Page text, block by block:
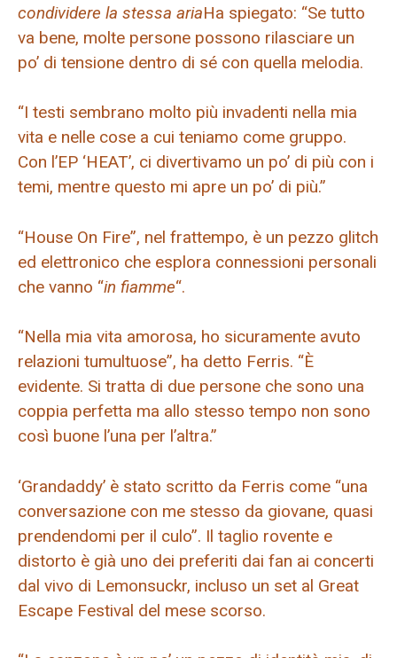
condividere la stessa ariaHa spiegato: “Se tutto
va bene, molte persone possono rilasciare un
po’ di tensione dentro di sé con quella melodia.
“I testi sembrano molto più invadenti nella mia
vita e nelle cose a cui teniamo come gruppo.
Con l’EP ‘HEAT’, ci divertivamo un po’ di più con i
temi, mentre questo mi apre un po’ di più.”
“House On Fire”, nel frattempo, è un pezzo glitch
ed elettronico che esplora connessioni personali
che vanno “in fiamme“.
“Nella mia vita amorosa, ho sicuramente avuto
relazioni tumultuose”, ha detto Ferris. “È
evidente. Si tratta di due persone che sono una
coppia perfetta ma allo stesso tempo non sono
così buone l’una per l’altra.”
‘Grandaddy’ è stato scritto da Ferris come “una
conversazione con me stesso da giovane, quasi
prendendomi per il culo”. Il taglio rovente e
distorto è già uno dei preferiti dai fan ai concerti
dal vivo di Lemonsuckr, incluso un set al Great
Escape Festival del mese scorso.